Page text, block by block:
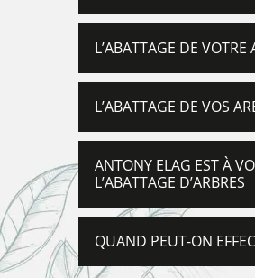
L’ABATTAGE DE
L’ABATTAGE DE VOS
ANTONY ELAG EST À
L’ABATTAGE D’ARBRES
QUAND PEUT-ON